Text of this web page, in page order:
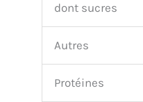
dont sucres
Autres
Protéines